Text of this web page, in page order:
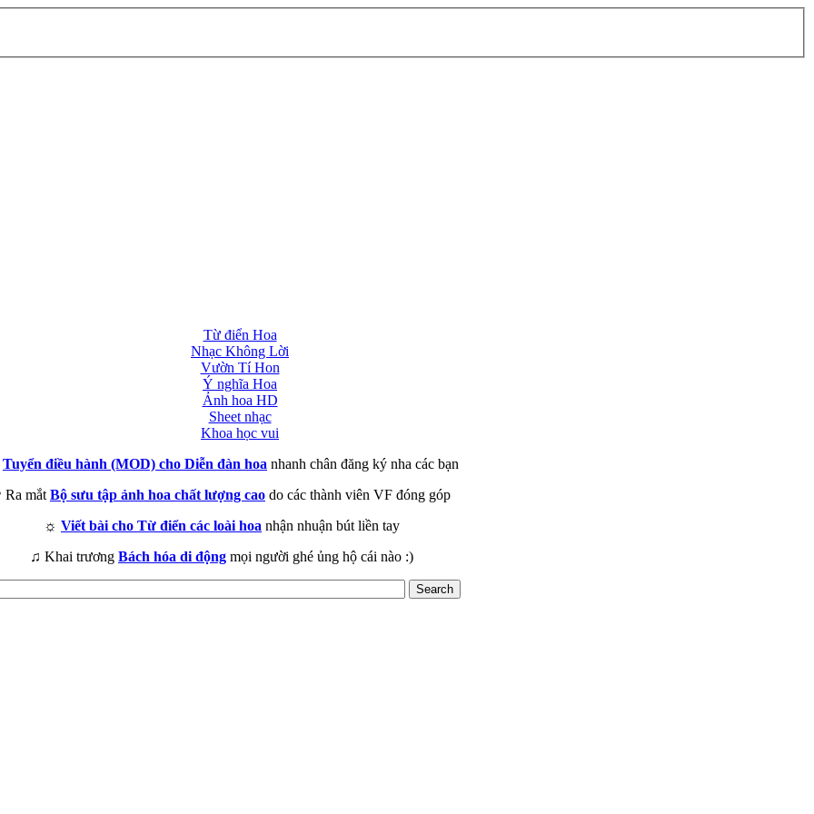
Từ điển Hoa
Nhạc Không Lời
Vườn Tí Hon
Ý nghĩa Hoa
Ảnh hoa HD
Sheet nhạc
Khoa học vui
Tuyển điều hành (MOD) cho Diễn đàn hoa nhanh chân đăng ký nha các bạn
Ra mắt Bộ sưu tập ảnh hoa chất lượng cao do các thành viên VF đóng góp
☼ Viết bài cho Từ điển các loài hoa nhận nhuận bút liền tay
♫ Khai trương Bách hóa di động mọi người ghé ủng hộ cái nào :)